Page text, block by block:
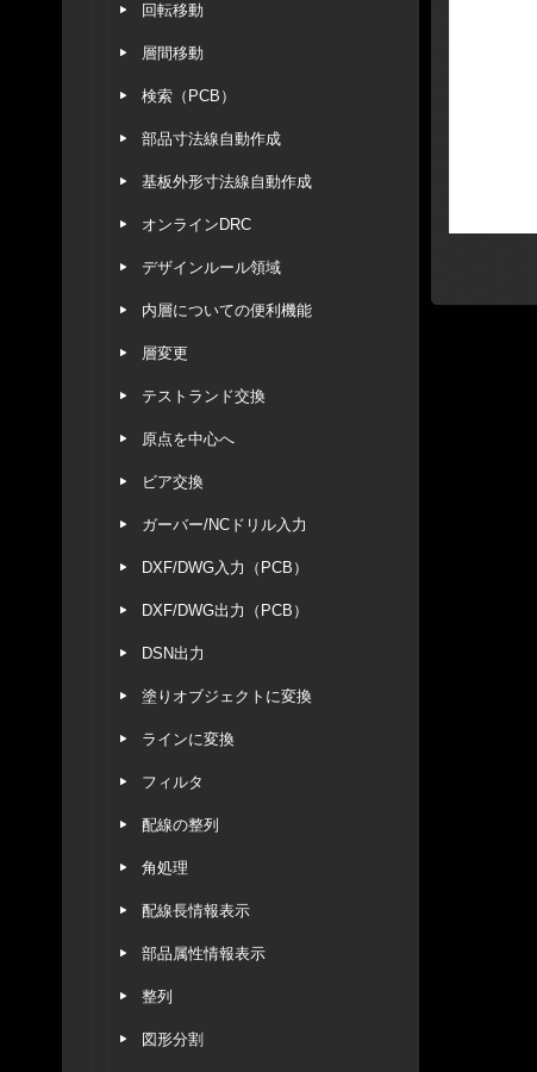
回転移動
層間移動
検索（PCB）
部品寸法線自動作成
基板外形寸法線自動作成
オンラインDRC
デザインルール領域
内層についての便利機能
層変更
テストランド交換
原点を中心へ
ビア交換
ガーバー/NCドリル入力
DXF/DWG入力（PCB）
DXF/DWG出力（PCB）
DSN出力
塗りオブジェクトに変換
ラインに変換
フィルタ
配線の整列
角処理
配線長情報表示
部品属性情報表示
整列
図形分割